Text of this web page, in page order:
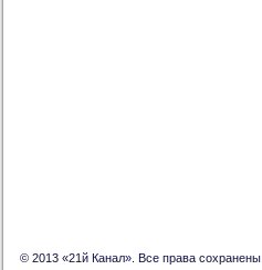
© 2013 «21й Канал». Все права сохранены.